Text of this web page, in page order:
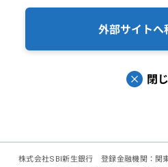
外部サイトへ
閉
株式会社SBI新生銀行 登録金融機関：関